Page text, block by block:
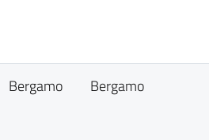
Bergamo Bergamo